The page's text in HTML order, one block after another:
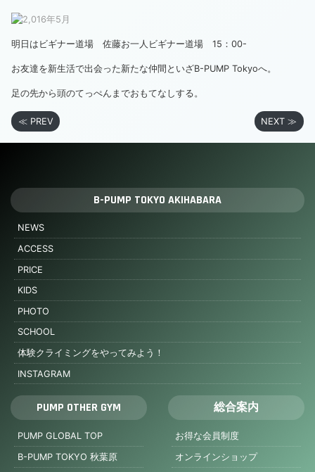
明日はビギナー道場 佐藤お一人ビギナー道場 15：00-
お友達を新生活で出会った新たな仲間といざB-PUMP Tokyoへ。
足の先から頭のてっぺんまでおもてなしする。
≪ PREV NEXT ≫
B-PUMP TOKYO AKIHABARA
NEWS
ACCESS
PRICE
KIDS
PHOTO
SCHOOL
体験クライミングをやってみよう！
INSTAGRAM
PUMP OTHER GYM
PUMP GLOBAL TOP
B-PUMP TOKYO 秋葉原
総合案内
お得な会員制度
オンラインショップ